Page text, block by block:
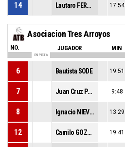
14 Lautaro FERNANDEZ 17:54
Asociacion Tres Arroyos
NO. JUGADOR MIN
EN PISTA
6 Bautista SODE 19:51
7 Juan Cruz PERALTA 9:48
8 Ignacio NIEVES 13:29
12 Camilo GOZUETA 19:41